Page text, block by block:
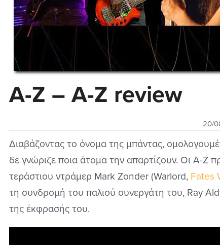
A-Z – A-Z review
20/
Διαβάζοντας το όνομα της μπάντας,
δε γνώριζε ποια άτομα την απαρτίζουν. Οι A-Z
τεράστιου ντράμερ Mark Zonder (Warlord, Fates
τη συνδρομή του παλιού συνεργάτη του, Ray
της έκφρασής του.